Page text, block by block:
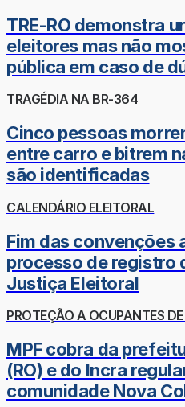
TRE-RO demonstra
eleitores mas não
pública em caso de
TRAGÉDIA NA BR-364
Cinco pessoas
entre carro e bitrem
são identificadas
CALENDÁRIO ELEITORAL
Fim das convenções
processo de registro
Justiça Eleitoral
PROTEÇÃO A OCUPANTES
MPF cobra da
(RO) e do Incra
comunidade Nova